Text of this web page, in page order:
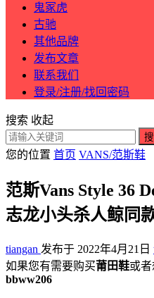
鬼冢虎
古驰
其他品牌
发布文章
联系我们
登录/注册/找回密码
搜索 收起
您的位置 首页 VANS/范斯鞋
范斯Vans Style 36
志龙小头杀人鲸同
tiangan 发布于 2022年4月21日
如果您有需要购买莆田鞋或者
bbww206